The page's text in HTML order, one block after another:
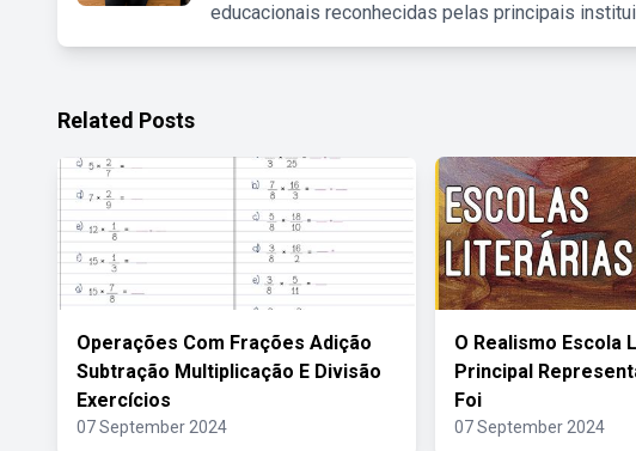
educacionais reconhecidas pelas principais
Related Posts
Operações Com Frações Adição
Subtração Multiplicação E Divisão
Exercícios
07 September 2024
O Realismo Escola
Principal
Foi
07 September 2024